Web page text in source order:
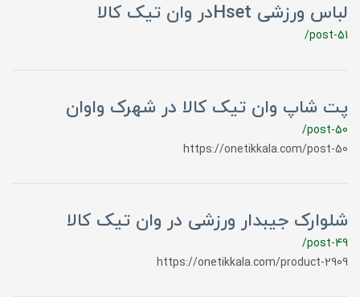
لباس ورزشی Hsetدر وان تیک کالا
/post-51
پت شاپ وان تیک کالا در شهرک واوان
/post-50
https://onetikkala.com/post-50
شلوارک جیبدار ورزشی در وان تیک کالا
/post-49
https://onetikkala.com/product-2909